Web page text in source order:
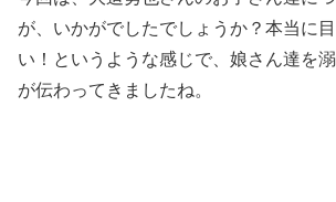
が、いかがでしたでしょうか？本当に
い！というような感じで、娘さん達を
が伝わってきましたね。